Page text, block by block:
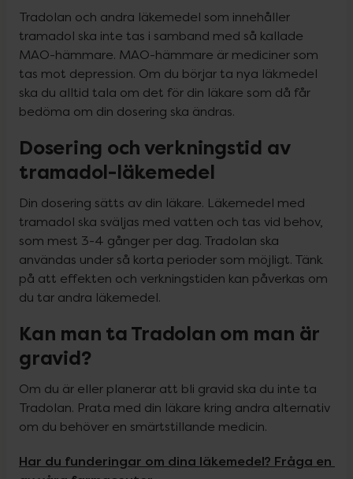
Tradolan och andra läkemedel som innehåller
tramadol ska inte tas i samband med så kallade
MAO-hämmare. MAO-hämmare är mediciner som
tas mot depression. Om du börjar ta nya läkmedel
ska du alltid tala om det för din läkare som då får
bedöma om din dosering ska ändras.
Dosering och verkningstid av
tramadol-läkemedel
Din dosering sätts av din läkare. Läkemedel med
tramadol ska sväljas med vatten och tas vid behov,
som mest 3-4 gånger per dag. Tradolan ska
användas under så korta perioder som möjligt. Tänk
på att effekten och verkningstiden kan påverkas om
du tar andra läkemedel.
Kan man ta Tradolan om man är
gravid?
Om du är eller planerar att bli gravid ska du inte ta
Tradolan. Prata med din läkare kring andra alternativ
om du behöver en smärtstillande medicin.
Har du funderingar om dina läkemedel? Fråga en